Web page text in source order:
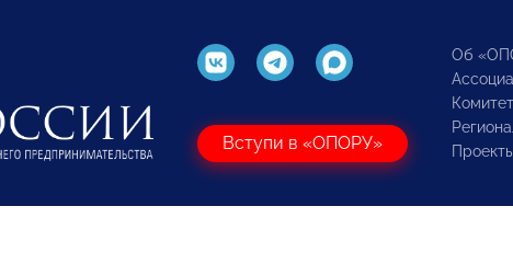
Вступи в «ОПОРУ»
Об